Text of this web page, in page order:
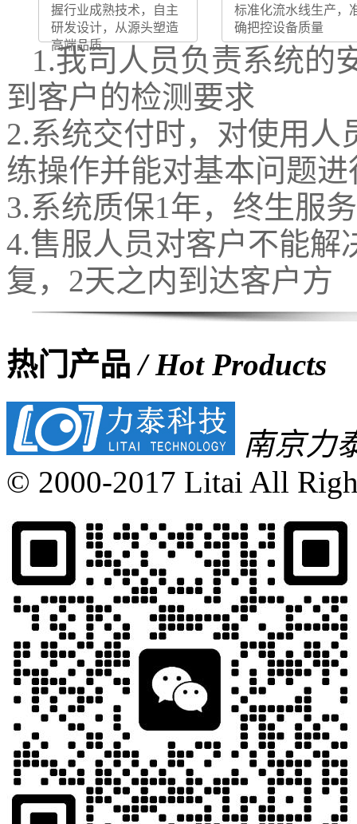
握行业成熟技术，自主
研发设计，从源头塑造
高端品质
标准化流水线生产，
确把控设备质量
1.我司人员负责系统的
到客户的检测要求
2.系统交付时，对使用
练操作并能对基本问题
3.系统质保1年，终生服
4.售服人员对客户不能解
复，2天之内到达客户方
热门产品/ Hot Products
南京力
© 2000-2017 Litai All